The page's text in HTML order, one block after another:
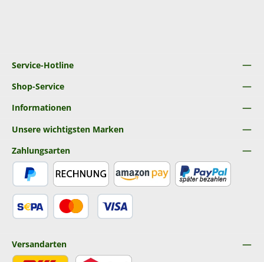
Service-Hotline
Shop-Service
Informationen
Unsere wichtigsten Marken
Zahlungsarten
Versandarten